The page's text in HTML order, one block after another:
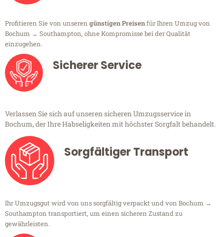
Profitieren Sie von unseren günstigen Preisenfür Ihren Umzug von
Bochum → Southampton, ohne Kompromisse bei der Qualität
einzugehen.
Sicherer Service
Verlassen Sie sich auf unseren sicheren Umzugsservice in
Bochum, der Ihre Habseligkeiten mit höchster Sorgfalt behandelt.
Sorgfältiger Transport
Ihr Umzugsgut wird von uns sorgfältig verpackt und von Bochum →
Southampton transportiert, um einen sicheren Zustand zu
gewährleisten.